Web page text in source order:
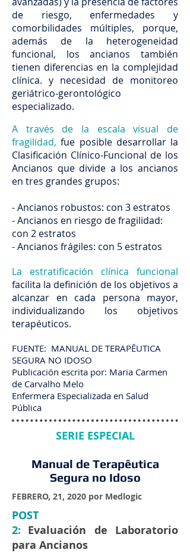
de riesgo, enfermedades y
comorbilidades múltiples, porque,
además de la heterogeneidad
funcional, los ancianos también
tienen diferencias en la complejidad
clínica. y necesidad de monitoreo
geriátrico-gerontológico
especializado.
A través de la escala visual de
fragilidad,fue posible desarrollar la
Clasificación Clínico-Funcional de los
Ancianos que divide a los ancianos
en tres grandes grupos:
- Ancianos robustos: con 3 estratos
- Ancianos en riesgo de fragilidad:
con 2 estratos
- Ancianos frágiles: con 5 estratos
La estratificación clínica funcional
facilita la definición de los objetivos a
alcanzar en cada persona mayor,
individualizando los objetivos
terapéuticos.
FUENTE: MANUAL DE TERAPÊUTICA
SEGURA NO IDOSO
Publicación escrita por: Maria Carmen
de Carvalho Melo
Enfermera Especializada en Salud
Pública
SERIE ESPECIAL
Manual de Terapêutica
Segura no Idoso
FEBRERO, 21, 2020 por Medlogic
POST
2: Evaluación de Laboratorio
para Ancianos